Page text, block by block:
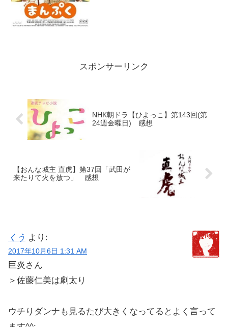
スポンサーリンク
NHK朝ドラ【ひよっこ】第143回(第
24週金曜日) 感想
【おんな城主 直虎】第37回「武田が
来たりて火を放つ」 感想
くう より:
2017年10月6日 1:31 AM
巨炎さん
＞佐藤仁美は劇太り
ウチりダンナも見るたび大きくなってるとよく言って